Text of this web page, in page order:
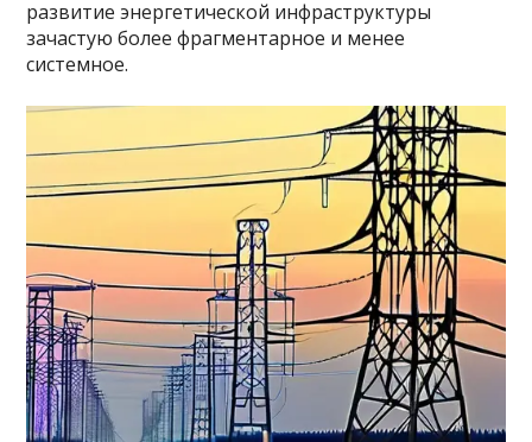
развитие энергетической инфраструктуры
зачастую более фрагментарное и менее
системное.